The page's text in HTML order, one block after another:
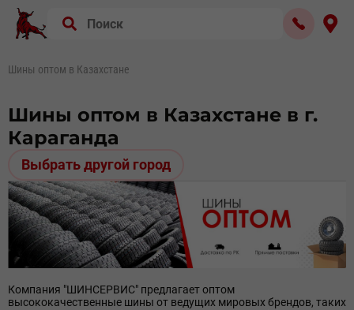
Шины оптом в Казахстане
Шины оптом в Казахстане в г.
Караганда
Выбрать другой город
Компания "ШИНСЕРВИС" предлагает оптом
высококачественные шины от ведущих мировых брендов, таких